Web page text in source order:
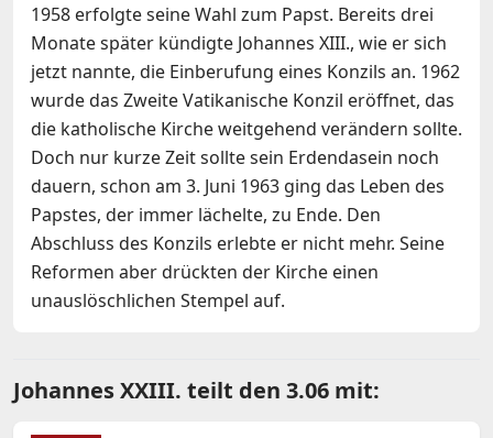
1958 erfolgte seine Wahl zum Papst. Bereits drei
Monate später kündigte Johannes XIII., wie er sich
jetzt nannte, die Einberufung eines Konzils an. 1962
wurde das Zweite Vatikanische Konzil eröffnet, das
die katholische Kirche weitgehend verändern sollte.
Doch nur kurze Zeit sollte sein Erdendasein noch
dauern, schon am 3. Juni 1963 ging das Leben des
Papstes, der immer lächelte, zu Ende. Den
Abschluss des Konzils erlebte er nicht mehr. Seine
Reformen aber drückten der Kirche einen
unauslöschlichen Stempel auf.
Johannes XXIII. teilt den 3.06 mit: